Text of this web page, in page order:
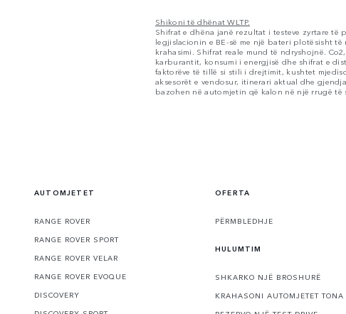
Shikoni të dhënat WLTP.
Shifrat e dhëna janë rezultat i testeve zyrtare të
legjislacionin e BE-së me një bateri plotësisht të
krahasimi. Shifrat reale mund të ndryshojnë.
karburantit, konsumi i energjisë dhe shifrat e
faktorëve të tillë si stili i drejtimit, kushtet
aksesorët e vendosur, itinerari aktual dhe
bazohen në automjetin që kalon në një rrugë të
AUTOMJETET
RANGE ROVER
RANGE ROVER SPORT
RANGE ROVER VELAR
RANGE ROVER EVOQUE
DISCOVERY
OFERTA
PËRMBLEDHJE
HULUMTIM
SHKARKO NJË BROSHURË
KRAHASONI AUTOMJETET TONA